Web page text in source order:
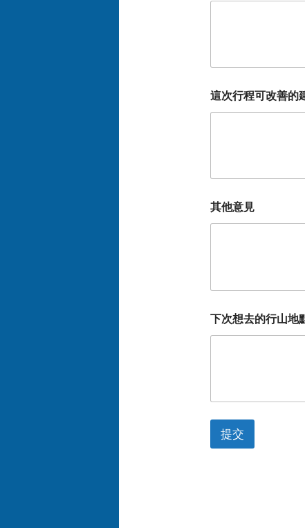
這次行程可改善的
其他意見
下次想去的行山地
提交